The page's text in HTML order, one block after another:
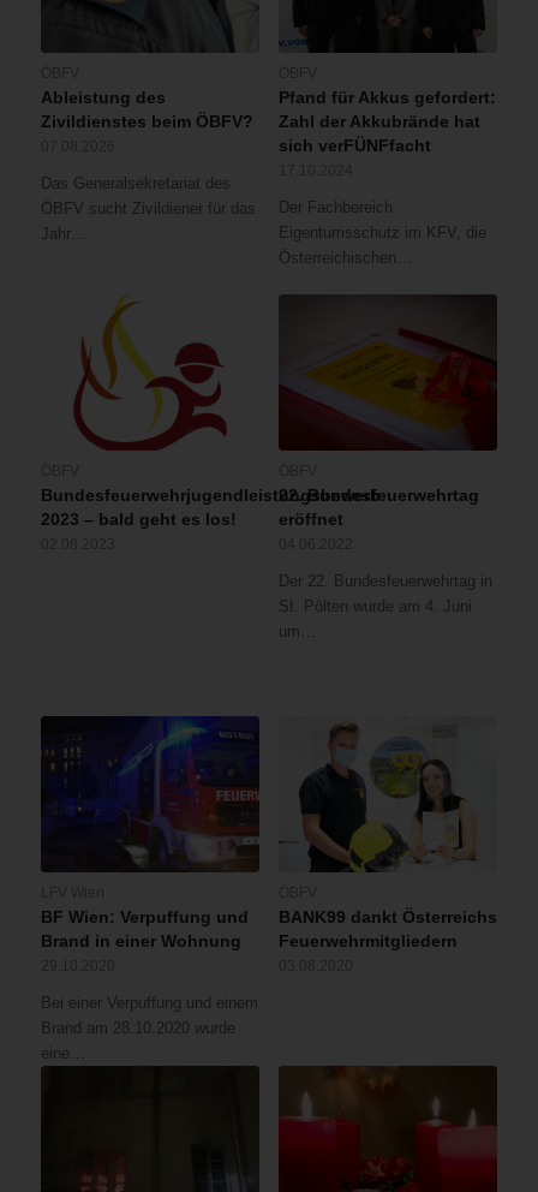
Ableistung des
Zivildienstes beim ÖBFV?
Das Generalsekretariat des
ÖBFV sucht Zivildiener für das
Jahr…
Pfand für Akkus gefordert:
Zahl der Akkubrände hat
sich verFÜNFfacht
Der Fachbereich
Eigentumsschutz im KFV, die
Österreichischen…
Bundesfeuerwehrjugendleistungsbewerb
2023 – bald geht es los!
22. Bundesfeuerwehrtag
eröffnet
Der 22. Bundesfeuerwehrtag in
St. Pölten wurde am 4. Juni
um…
BF Wien: Verpuffung und
Brand in einer Wohnung
Bei einer Verpuffung und einem
Brand am 28.10.2020 wurde
eine…
BANK99 dankt Österreichs
Feuerwehrmitgliedern